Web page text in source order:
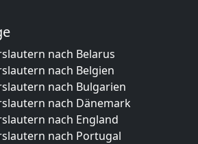
nach Belarus
nach Belgien
nach Bulgarien
nach Dänemark
nach England
nach Portugal